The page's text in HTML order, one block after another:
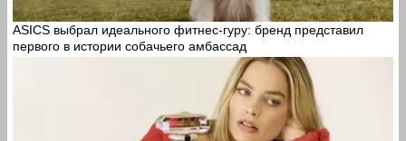
ASICS выбрал идеального фитнес-гуру: бренд представил
первого в истории собачьего амбассад